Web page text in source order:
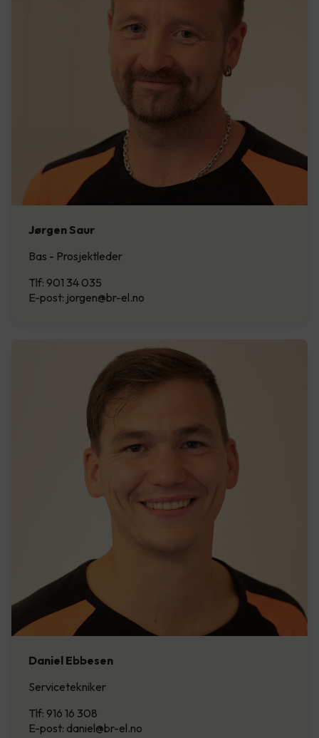
Jørgen Saur
Bas - Prosjektleder
Tlf: 901 34 035
E-post: jorgen@br-el.no
Daniel Ebbesen
Servicetekniker
Tlf: 916 16 308
E-post: daniel@br-el.no